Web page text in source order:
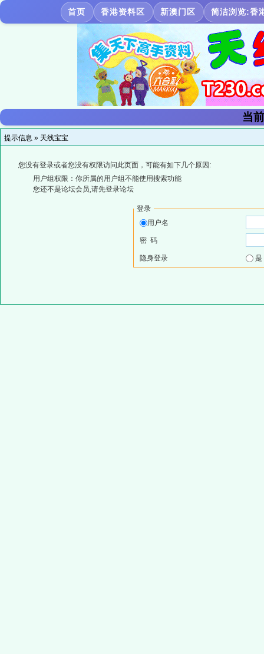
首页 香港资料区 新澳门区 简洁浏览:香
当
提示信息 » 天线宝宝
您没有登录或者您没有权限访问此页面，可能有如下几个原因:
用户组权限：你所属的用户组不能使用搜索功能
您还不是论坛会员,请先登录论坛
登录
用户名
密 码
隐身登录